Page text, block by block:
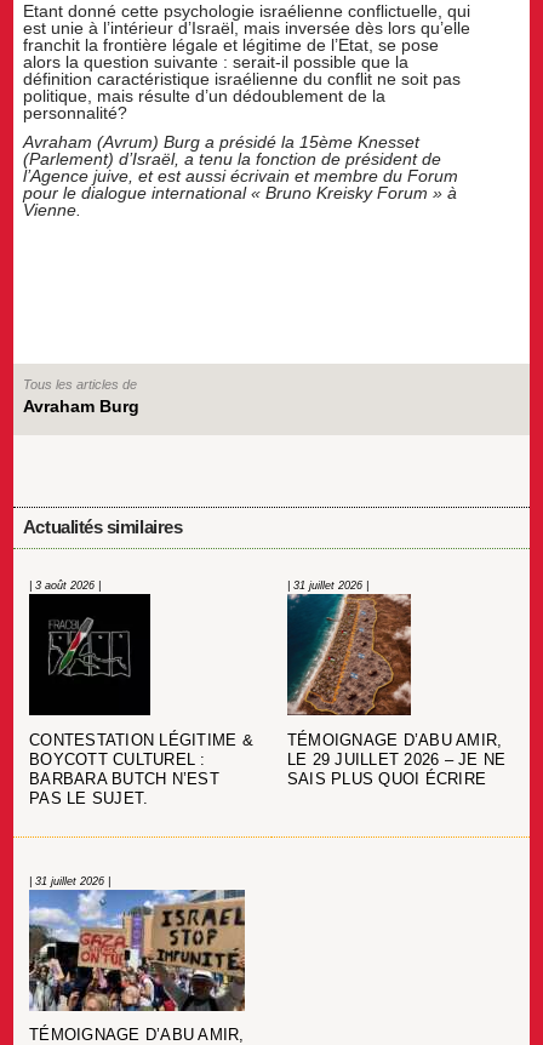
Etant donné cette psychologie israélienne conflictuelle, qui
est unie à l’intérieur d’Israël, mais inversée dès lors qu’elle
franchit la frontière légale et légitime de l’Etat, se pose
alors la question suivante : serait-il possible que la
définition caractéristique israélienne du conflit ne soit pas
politique, mais résulte d’un dédoublement de la
personnalité?
Avraham (Avrum) Burg a présidé la 15ème Knesset
(Parlement) d’Israël, a tenu la fonction de président de
l’Agence juive, et est aussi écrivain et membre du Forum
pour le dialogue international « Bruno Kreisky Forum » à
Vienne.
Tous les articles de
Avraham Burg
Actualités similaires
| 3 août 2026 |
CONTESTATION LÉGITIME &
BOYCOTT CULTUREL :
BARBARA BUTCH N’EST
PAS LE SUJET.
| 31 juillet 2026 |
TÉMOIGNAGE D’ABU AMIR,
LE 29 JUILLET 2026 – JE NE
SAIS PLUS QUOI ÉCRIRE
| 31 juillet 2026 |
TÉMOIGNAGE D’ABU AMIR,